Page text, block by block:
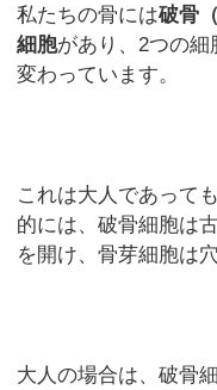
私たちの骨には破骨
細胞があり、2つの
変わっています。
これは大人であって
的には、破骨細胞は
を開け、骨芽細胞は
大人の場合は、破骨